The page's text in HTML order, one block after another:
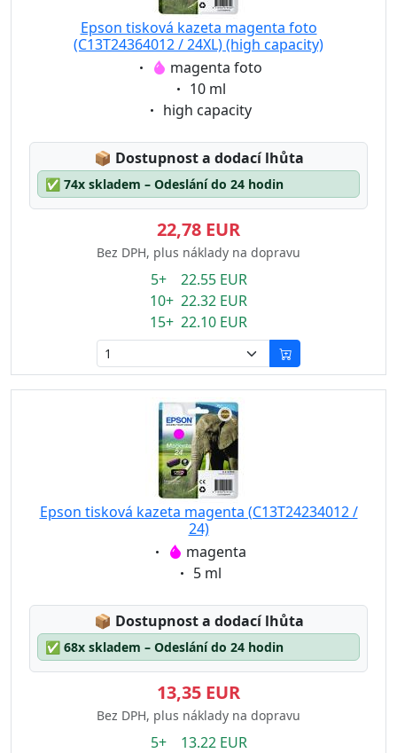
Epson tisková kazeta magenta foto
(C13T24364012 / 24XL) (high capacity)
Eigenschaft:
magenta foto
Eigenschaft:
10 ml
Eigenschaft:
high capacity
📦 Lagerstatus:
Dostupnost a dodací lhůta
✅ 74x skladem – Odeslání do 24 hodin
22,78 EUR
Bez DPH, plus náklady na dopravu
5+ 22.55 EUR
10+ 22.32 EUR
15+ 22.10 EUR
Epson tisková kazeta magenta (C13T24234012 /
24)
Eigenschaft:
magenta
Eigenschaft:
5 ml
📦 Lagerstatus:
Dostupnost a dodací lhůta
✅ 68x skladem – Odeslání do 24 hodin
13,35 EUR
Bez DPH, plus náklady na dopravu
5+ 13.22 EUR